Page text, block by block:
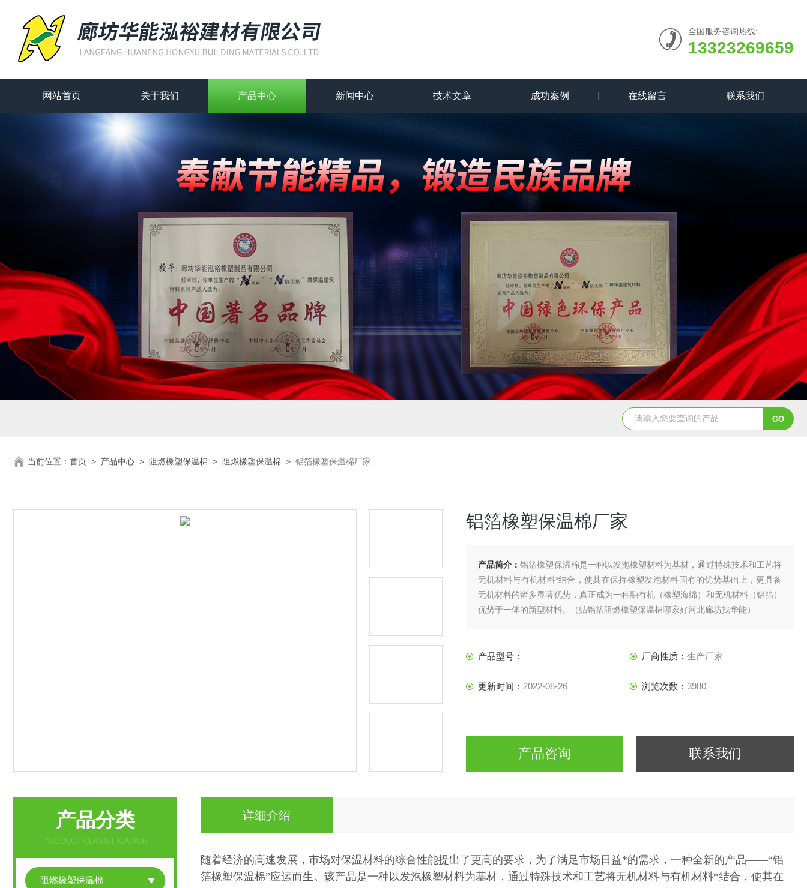
全国服务咨询热线:
13323269659
网站首页 关于我们 产品中心 新闻中心 技术文章 成功案例 在线留言 联系我们
当前位置： 首页 > 产品中心 > 阻燃橡塑保温棉 > 阻燃橡塑保温棉 > 铝箔橡塑保温棉厂家
铝箔橡塑保温棉厂家
产品简介：铝箔橡塑保温棉是一种以发泡橡塑材料为基材，通过特殊技术和工艺将
无机材料与有机材料*结合，使其在保持橡塑发泡材料固有的优势基础上，更具备
无机材料的诸多显著优势，真正成为一种融有机（橡塑海绵）和无机材料（铝箔）
优势于一体的新型材料。（贴铝箔阻燃橡塑保温棉哪家好河北廊坊找华能）
产品型号： 厂商性质： 生产厂家
更新时间： 2022-08-26 浏览次数： 3980
产品咨询 联系我们
产品分类
PRODUCT CLASSIFICATION
阻燃橡塑保温棉
详细介绍
随着经济的高速发展，市场对保温材料的综合性能提出了更高的要求，为了满足市场日益*的需求，一种全新的产品——“铝
箔橡塑保温棉”应运而生。该产品是一种以发泡橡塑材料为基材，通过特殊技术和工艺将无机材料与有机材料*结合，使其在